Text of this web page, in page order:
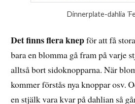
Dinnerplate-dahlia
Det finns flera knepför att få
bara en blomma gå fram på varje
alltså bort sidoknopparna. När
kommer förstås nya knoppar osv.
en stjälk vara kvar på dahlian så